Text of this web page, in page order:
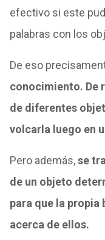
efectivo si este
palabras con los
De eso
conocimiento. De
de diferentes
volcarla luego en
Pero además,se
de un objeto
para que la propia
acerca de ellos.